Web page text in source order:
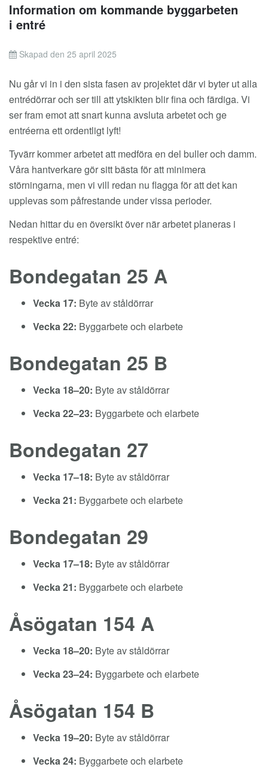
Information om kommande byggarbeten
i entré
Skapad den 25 april 2025
Nu går vi in i den sista fasen av projektet där vi byter ut alla
entrédörrar och ser till att ytskikten blir fina och färdiga. Vi
ser fram emot att snart kunna avsluta arbetet och ge
entréerna ett ordentligt lyft!
Tyvärr kommer arbetet att medföra en del buller och damm.
Våra hantverkare gör sitt bästa för att minimera
störningarna, men vi vill redan nu flagga för att det kan
upplevas som påfrestande under vissa perioder.
Nedan hittar du en översikt över när arbetet planeras i
respektive entré:
Bondegatan 25 A
Vecka 17: Byte av ståldörrar
Vecka 22: Byggarbete och elarbete
Bondegatan 25 B
Vecka 18–20: Byte av ståldörrar
Vecka 22–23: Byggarbete och elarbete
Bondegatan 27
Vecka 17–18: Byte av ståldörrar
Vecka 21: Byggarbete och elarbete
Bondegatan 29
Vecka 17–18: Byte av ståldörrar
Vecka 21: Byggarbete och elarbete
Åsögatan 154 A
Vecka 18–20: Byte av ståldörrar
Vecka 23–24: Byggarbete och elarbete
Åsögatan 154 B
Vecka 19–20: Byte av ståldörrar
Vecka 24: Byggarbete och elarbete